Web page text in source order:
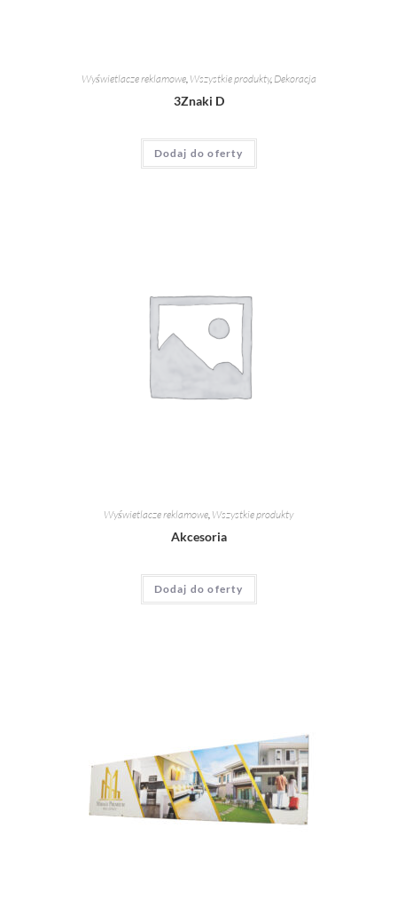
Wyświetlacze reklamowe, Wszystkie produkty, Dekoracja
3Znaki D
Dodaj do oferty
Wyświetlacze reklamowe Wszystkie produkty
Akcesoria
Dodaj do oferty